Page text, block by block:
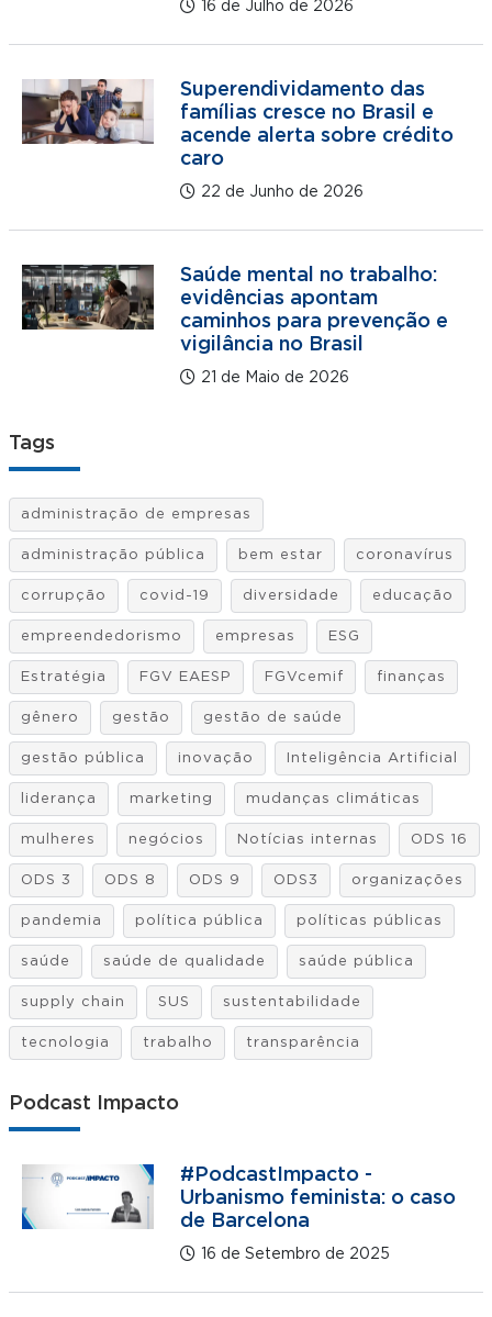
16 de Julho de 2026
Superendividamento das
famílias cresce no Brasil e
acende alerta sobre crédito
caro
22 de Junho de 2026
Saúde mental no trabalho:
evidências apontam
caminhos para prevenção e
vigilância no Brasil
21 de Maio de 2026
Tags
administração de empresas
administração pública bem estar coronavírus
corrupção covid-19 diversidade educação
empreendedorismo empresas ESG
Estratégia FGV EAESP FGVcemif finanças
gênero gestão gestão de saúde
gestão pública inovação Inteligência Artificial
liderança marketing mudanças climáticas
mulheres negócios Notícias internas ODS 16
ODS 3 ODS 8 ODS 9 ODS3 organizações
pandemia política pública políticas públicas
saúde saúde de qualidade saúde pública
supply chain SUS sustentabilidade
tecnologia trabalho transparência
Podcast Impacto
#PodcastImpacto -
Urbanismo feminista: o caso
de Barcelona
16 de Setembro de 2025